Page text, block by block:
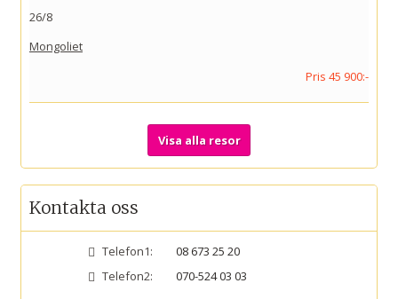
26/8
Mongoliet
Pris 45 900:-
Visa alla resor
Kontakta oss
Telefon1:
08 673 25 20
Telefon2:
070-524 03 03